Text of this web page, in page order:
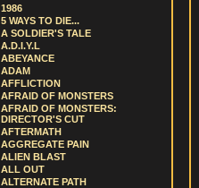
1986
5 WAYS TO DIE...
A SOLDIER'S TALE
A.D.I.Y.L
ABEYANCE
ADAM
AFFLICTION
AFRAID OF MONSTERS
AFRAID OF MONSTERS:
DIRECTOR'S CUT
AFTERMATH
AGGREGATE PAIN
ALIEN BLAST
ALL OUT
ALTERNATE PATH